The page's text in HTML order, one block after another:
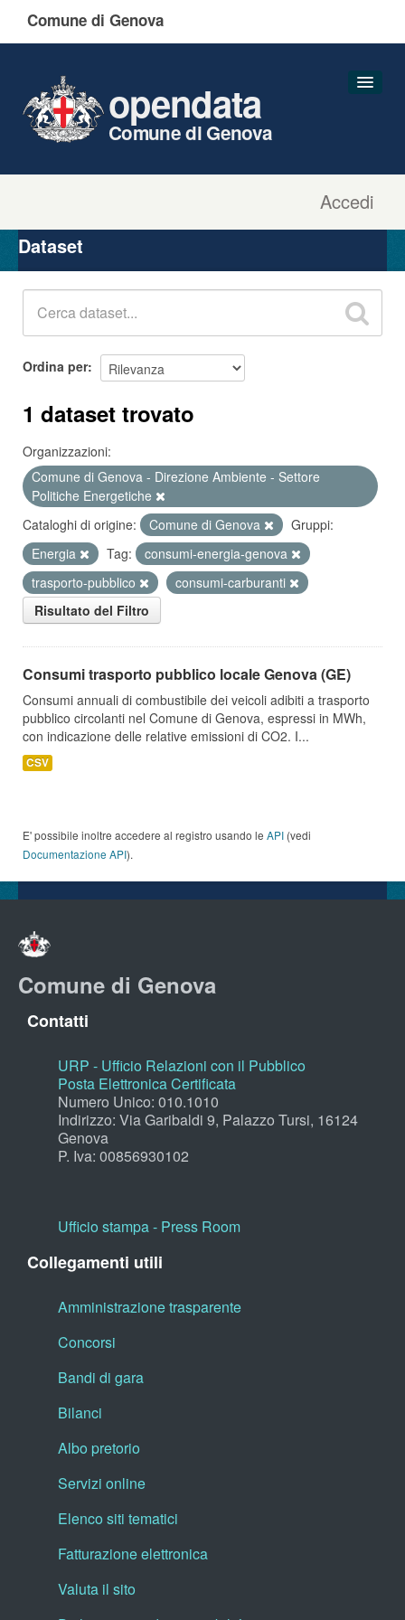
Comune di Genova
Accedi
opendata
Comune di Genova
Organizzazioni
Gruppi
Dataset
Ordina per
1 dataset trovato
Organizzazioni:
Comune di Genova - Direzione Ambiente - Settore
Politiche Energetiche
Cataloghi di origine:
Comune di Genova
Gruppi:
Energia
Tag:
consumi-energia-genova
trasporto-pubblico
consumi-carburanti
Risultato del Filtro
Consumi trasporto pubblico locale Genova (GE)
Consumi annuali di combustibile dei veicoli adibiti a trasporto
pubblico circolanti nel Comune di Genova, espressi in MWh,
con indicazione delle relative emissioni di CO2. I...
CSV
E' possibile inoltre accedere al registro usando le API (vedi
Documentazione API).
Comune di Genova
Contatti
URP - Ufficio Relazioni con il Pubblico
Posta Elettronica Certificata
Numero Unico: 010.1010
Indirizzo: Via Garibaldi 9, Palazzo Tursi, 16124
Genova
P. Iva: 00856930102
Ufficio stampa - Press Room
Collegamenti utili
Amministrazione trasparente
Concorsi
Bandi di gara
Bilanci
Albo pretorio
Servizi online
Elenco siti tematici
Fatturazione elettronica
Valuta il sito